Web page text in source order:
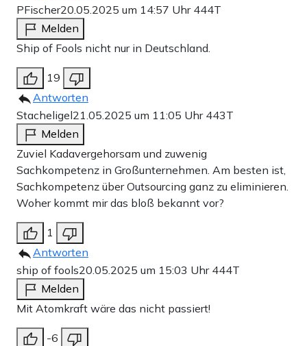
PFischer20.05.2025 um 14:57 Uhr 444T
Melden
Ship of Fools nicht nur in Deutschland.
19
Antworten
Stacheligel21.05.2025 um 11:05 Uhr 443T
Melden
Zuviel Kadavergehorsam und zuwenig
Sachkompetenz in Großunternehmen. Am besten ist,
Sachkompetenz über Outsourcing ganz zu eliminieren.
Woher kommt mir das bloß bekannt vor?
1
Antworten
ship of fools20.05.2025 um 15:03 Uhr 444T
Melden
Mit Atomkraft wäre das nicht passiert!
-6